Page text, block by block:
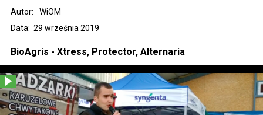
Data: 29 września 2019
Autor: WiOM
BioAgris - Xtress, Protector, Alternaria